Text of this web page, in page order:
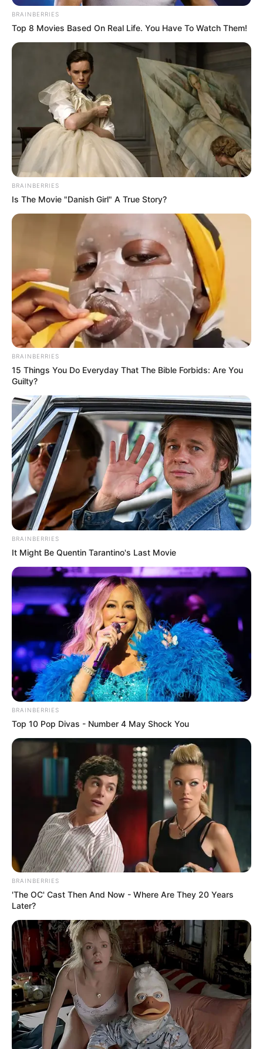
BRAINBERRIES
Top 8 Movies Based On Real Life. You Have To Watch Them!
BRAINBERRIES
Is The Movie "Danish Girl" A True Story?
BRAINBERRIES
15 Things You Do Everyday That The Bible Forbids: Are You
Guilty?
BRAINBERRIES
It Might Be Quentin Tarantino's Last Movie
BRAINBERRIES
Top 10 Pop Divas - Number 4 May Shock You
BRAINBERRIES
'The OC' Cast Then And Now - Where Are They 20 Years
Later?